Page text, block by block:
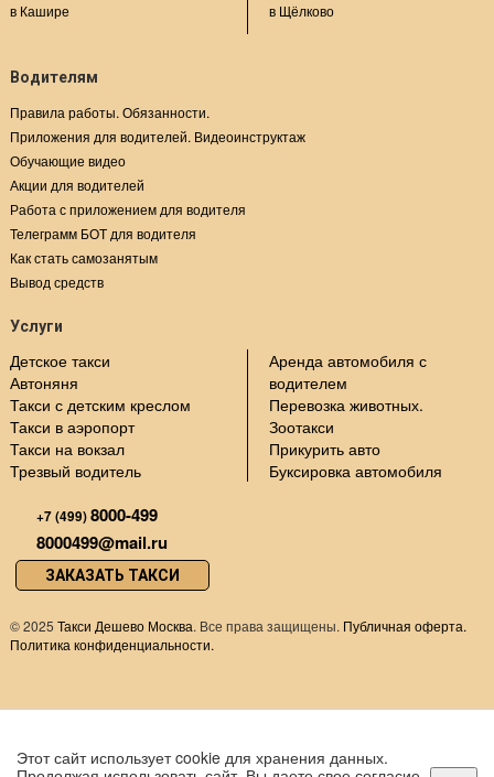
в Кашире
в Щёлково
Водителям
Правила работы. Обязанности.
Приложения для водителей. Видеоинструктаж
Обучающие видео
Акции для водителей
Работа с приложением для водителя
Телеграмм БОТ для водителя
Как стать самозанятым
Вывод средств
Услуги
Детское такси
Автоняня
Такси с детским креслом
Такси в аэропорт
Такси на вокзал
Трезвый водитель
Аренда автомобиля с
водителем
Перевозка животных.
Зоотакси
Прикурить авто
Буксировка автомобиля
+7 (499)8000-499
8000499@mail.ru
ЗАКАЗАТЬ ТАКСИ
©2025 Такси Дешево Москва. Все права защищены. Публичная оферта.
Политика конфиденциальности.
Этот сайт использует cookie для хранения данных.